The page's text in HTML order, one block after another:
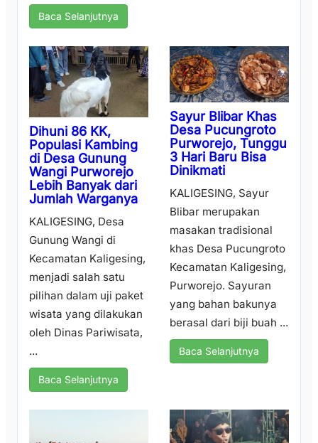
Baca Selanjutnya
Dihuni 86 KK,
Populasi Kambing
di Desa Gunung
Wangi Purworejo
Lebih Banyak dari
Jumlah Warganya
KALIGESING, Desa
Gunung Wangi di
Kecamatan Kaligesing,
menjadi salah satu
pilihan dalam uji paket
wisata yang dilakukan
oleh Dinas Pariwisata,
...
Baca Selanjutnya
Sayur Blibar Khas
Desa Pucungroto
Purworejo, Tunggu
3 Hari Baru Bisa
Dinikmati
KALIGESING, Sayur
Blibar merupakan
masakan tradisional
khas Desa Pucungroto
Kecamatan Kaligesing,
Purworejo. Sayuran
yang bahan bakunya
berasal dari biji buah ...
Baca Selanjutnya